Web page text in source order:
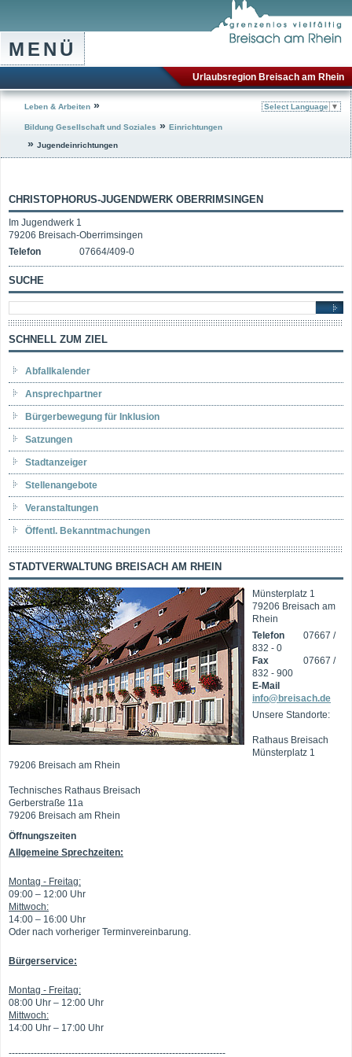
MENÜ
Urlaubsregion Breisach am Rhein
Leben & Arbeiten »
Bildung Gesellschaft und Soziales » Einrichtungen
» Jugendeinrichtungen
Select Language ▼
CHRISTOPHORUS-JUGENDWERK OBERRIMSINGEN
Im Jugendwerk 1
79206 Breisach-Oberrimsingen
Telefon
07664/409-0
SUCHE
SCHNELL ZUM ZIEL
Abfallkalender
Ansprechpartner
Bürgerbewegung für Inklusion
Satzungen
Stadtanzeiger
Stellenangebote
Veranstaltungen
Öffentl. Bekanntmachungen
STADTVERWALTUNG BREISACH AM RHEIN
Münsterplatz 1
79206 Breisach am
Rhein
Telefon
07667 /
832 - 0
Fax
07667 /
832 - 900
E-Mail
info@breisach.de
Unsere Standorte:
Rathaus Breisach
Münsterplatz 1
79206 Breisach am Rhein
Technisches Rathaus Breisach
Gerberstraße 11a
79206 Breisach am Rhein
Öffnungszeiten
Allgemeine Sprechzeiten:
Montag - Freitag:
09:00 – 12:00 Uhr
Mittwoch:
14:00 – 16:00 Uhr
Oder nach vorheriger Terminvereinbarung.
Bürgerservice:
Montag - Freitag:
08:00 Uhr – 12:00 Uhr
Mittwoch:
14:00 Uhr – 17:00 Uhr
---------------------------------------------------------------------